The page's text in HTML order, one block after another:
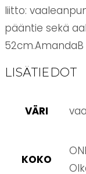
liitto:
pääntie sekä
52cm.AmandaB
LISÄTIEDOT
VÄRI
KOKO